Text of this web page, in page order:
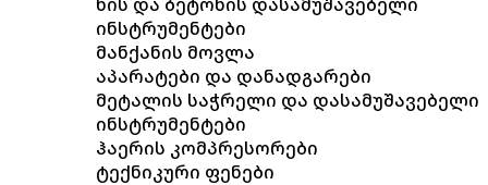
ინსტრუმენტები
მანქანის მოვლა
აპარატები და დანადგარები
მეტალის საჭრელი და დასამუშავებელი
ინსტრუმენტები
ჰაერის კომპრესორები
ტექნიკური ფენები